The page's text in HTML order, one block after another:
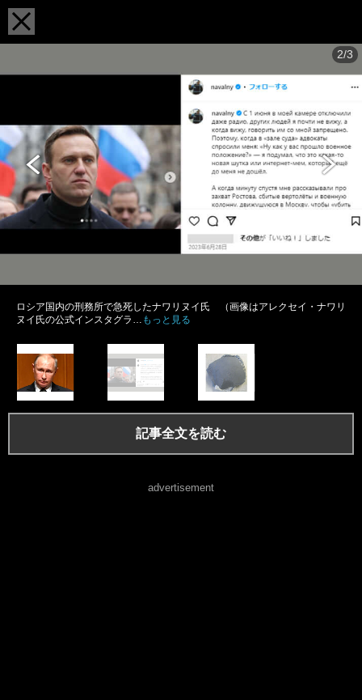
2/3
ロシア国内の刑務所で急死したナワリヌイ氏 （画像はアレクセイ・ナワリ
ヌイ氏の公式インスタグラ…
もっと見る
記事全文を読む
advertisement